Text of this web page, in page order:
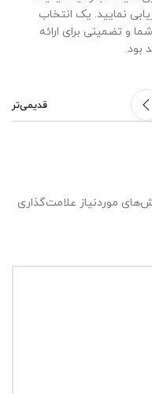
نمایید. یک انتخاب
و تضمینی برای ارائه
بود.
قدیمی‌تر
موردنیاز علامت‌گذاری